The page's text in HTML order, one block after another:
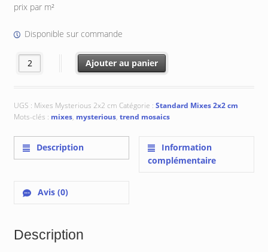
initial
€ 191.18. € 152.95.
prix par m²
Disponible sur commande
quantité de Mysterious 2x2 cm
Ajouter au panier
UGS : Mixes Mysterious 2x2 cm Catégorie : Standard Mixes 2x2 cm
Mots-clés : mixes, mysterious, trend mosaics
Description
Information
complémentaire
Avis (0)
Description